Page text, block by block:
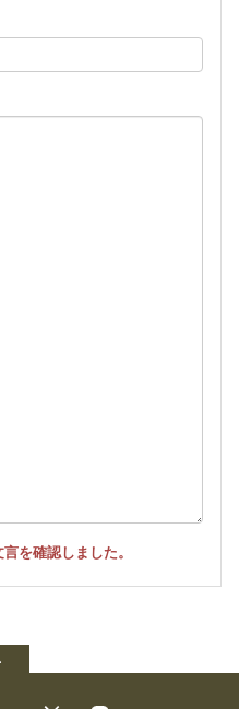
を確認しました。